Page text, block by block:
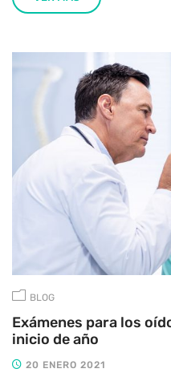
BLOG
Exámenes para los
inicio de año
20 ENERO 2021